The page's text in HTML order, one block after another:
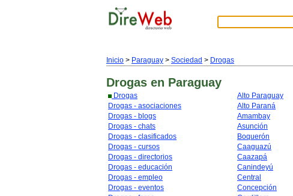
Inicio > Paraguay > Sociedad > Drogas
Drogas en Paraguay
Drogas
Drogas - asociaciones
Drogas - blogs
Drogas - chats
Drogas - clasificados
Drogas - cursos
Drogas - directorios
Drogas - educación
Drogas - empleo
Drogas - eventos
Alto Paraguay
Alto Paraná
Amambay
Asunción
Boquerón
Caaguazú
Caazapá
Canindeyú
Central
Concepción